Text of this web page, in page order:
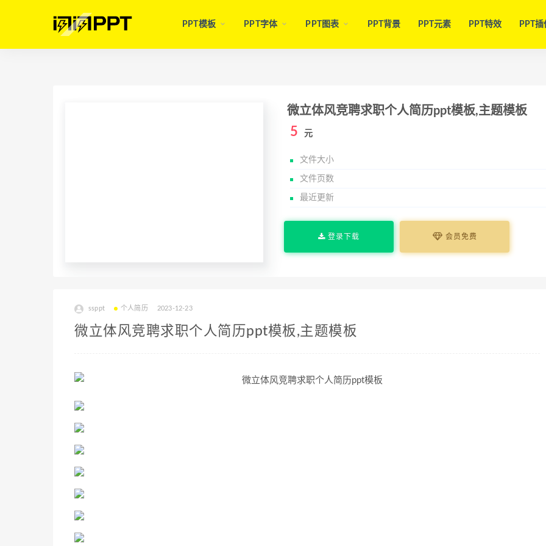
PPT模板 PPT字体 PPT图表 PPT背景 PPT元素 PPT特效 PPT插
微立体风竞聘求职个人简历ppt模板,主题模板
5 元
文件大小
文件页数
最近更新
登录下载 会员免费
ssppt 个人简历 2023-12-23
微立体风竞聘求职个人简历ppt模板,主题模板